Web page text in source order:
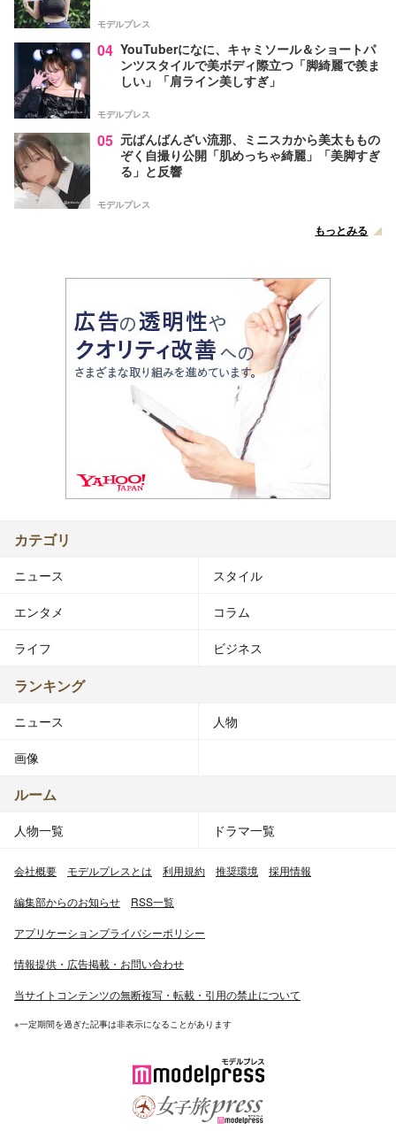
モデルプレス
04 YouTuberになに、キャミソール＆ショートパ
ンツスタイルで美ボディ際立つ「脚綺麗で羨ま
しい」「肩ライン美しすぎ」
モデルプレス
05 元ばんばんざい流那、ミニスカから美太ももの
ぞく自撮り公開「肌めっちゃ綺麗」「美脚すぎ
る」と反響
モデルプレス
もっとみる
カテゴリ
ニュース スタイル
エンタメ コラム
ライフ ビジネス
ランキング
ニュース 人物
画像
ルーム
人物一覧 ドラマ一覧
会社概要 モデルプレスとは 利用規約 推奨環境 採用情報
編集部からのお知らせ RSS一覧
アプリケーションプライバシーポリシー
情報提供・広告掲載・お問い合わせ
当サイトコンテンツの無断複写・転載・引用の禁止について
※一定期間を過ぎた記事は非表示になることがあります